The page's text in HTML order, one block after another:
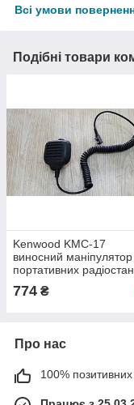
Всі умови
Подібні товари
Kenwood KMC-17
виносний
портативних
774 ₴
Про нас
100% позитивних